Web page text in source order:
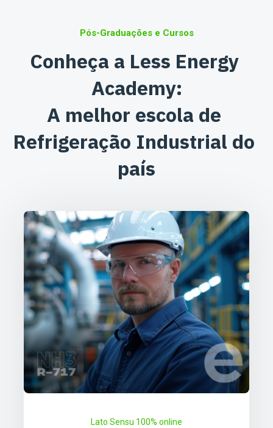
Pós-Graduações e Cursos
Conheça a Less Energy
Academy:
A melhor escola de
Refrigeração Industrial do
país
Lato Sensu 100% online